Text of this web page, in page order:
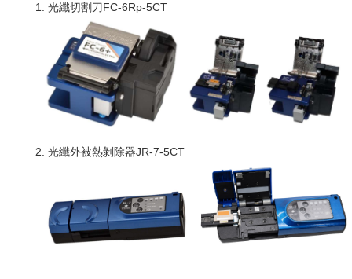
1. 光纖切割刀FC-6Rp-5CT
2. 光纖外被熱剝除器JR-7-5CT